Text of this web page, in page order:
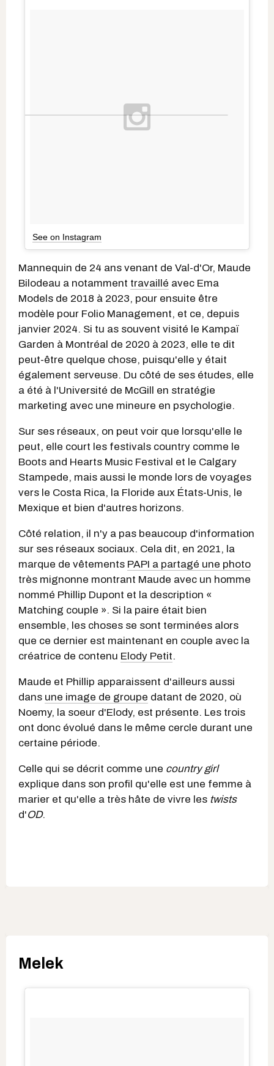
See on Instagram
Mannequin de 24 ans venant de Val-d'Or, Maude
Bilodeau a notamment travaillé avec Ema
Models de 2018 à 2023, pour ensuite être
modèle pour Folio Management, et ce, depuis
janvier 2024. Si tu as souvent visité le Kampaï
Garden à Montréal de 2020 à 2023, elle te dit
peut-être quelque chose, puisqu'elle y était
également serveuse. Du côté de ses études, elle
a été à l'Université de McGill en stratégie
marketing avec une mineure en psychologie.
Sur ses réseaux, on peut voir que lorsqu'elle le
peut, elle court les festivals country comme le
Boots and Hearts Music Festival et le Calgary
Stampede, mais aussi le monde lors de voyages
vers le Costa Rica, la Floride aux États-Unis, le
Mexique et bien d'autres horizons.
Côté relation, il n'y a pas beaucoup d'information
sur ses réseaux sociaux. Cela dit, en 2021, la
marque de vêtements PAPI a partagé une photo
très mignonne montrant Maude avec un homme
nommé Phillip Dupont et la description «
Matching couple ». Si la paire était bien
ensemble, les choses se sont terminées alors
que ce dernier est maintenant en couple avec la
créatrice de contenu Elody Petit.
Maude et Phillip apparaissent d'ailleurs aussi
dans une image de groupe datant de 2020, où
Noemy, la soeur d'Elody, est présente. Les trois
ont donc évolué dans le même cercle durant une
certaine période.
Celle qui se décrit comme une country girl
explique dans son profil qu'elle est une femme à
marier et qu'elle a très hâte de vivre les twists
d'OD.
Melek